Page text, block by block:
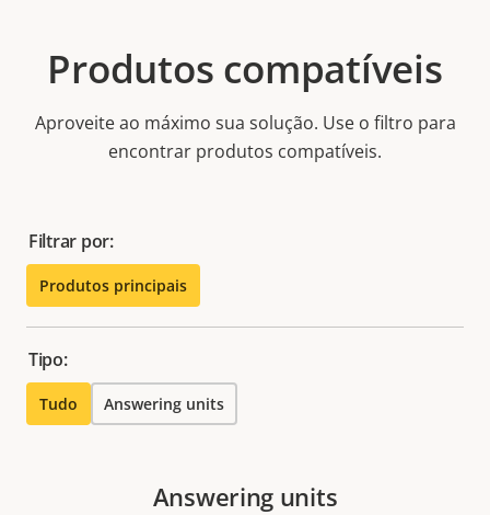
Produtos compatíveis
Aproveite ao máximo sua solução. Use o filtro para
encontrar produtos compatíveis.
Filtrar por:
Produtos principais
Tipo:
Tudo Answering units
Answering units